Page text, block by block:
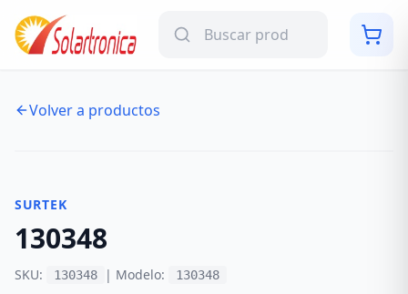
Volver a productos
SURTEK
130348
SKU: 130348 | Modelo: 130348